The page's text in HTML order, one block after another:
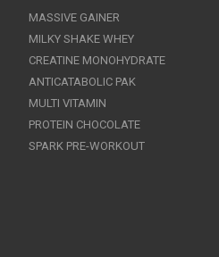
MASSIVE GAINER
MILKY SHAKE WHEY
CREATINE MONOHYDRATE
ANTICATABOLIC PAK
MULTI VITAMIN
PROTEIN CHOCOLATE
SPARK PRE-WORKOUT